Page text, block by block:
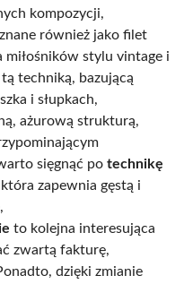
kompozycji,
również jako filet
stylu vintage i
techniką, bazującą
i słupkach,
ażurową strukturą,
sięgnąć po technikę
która zapewnia gęstą i
to kolejna interesująca
zwartą fakturę,
dzięki zmianie